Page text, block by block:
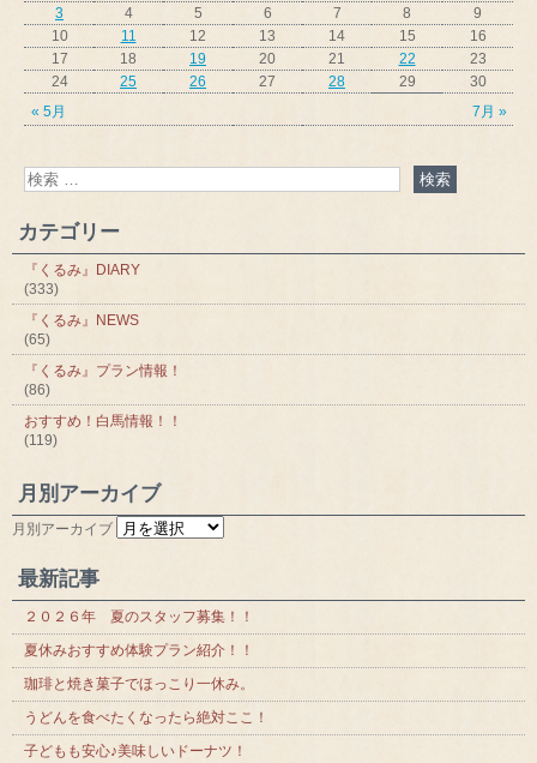
« 5月 7月 »
3
4 5 6 7 8
9
10
11 12 13 14 15
16
17
18 19 20 21 22
23
24
25 26 27 28 29 30
カテゴリー
『くるみ』DIARY
(333)
『くるみ』NEWS
(65)
『くるみ』プラン情報！
(86)
おすすめ！白馬情報！！
(119)
月別アーカイブ
月別アーカイブ
最新記事
２０２６年 夏のスタッフ募集！！
夏休みおすすめ体験プラン紹介！！
珈琲と焼き菓子でほっこり一休み。
うどんを食べたくなったら絶対ここ！
子どもも安心♪美味しいドーナツ！